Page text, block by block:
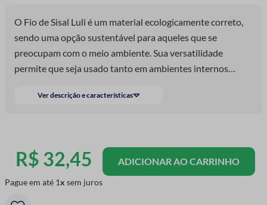
O Fio de Sisal Luli é um material ecologicamente correto,
sendo uma opção sustentável para aqueles que se
preocupam com o meio ambiente. Sua versatilidade
permite que seja usado tanto em ambientes internos
Ver descrição e características
R$ 32,45
Pague em até 1 sem juros
ADICIONAR AO CARRINHO